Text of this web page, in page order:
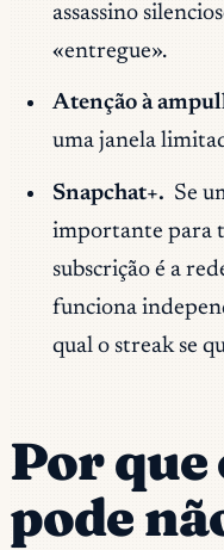
assassino
«entregue».
Atenção à
uma janela
Snapchat+. Se
importante para
subscrição é a
funciona
qual o streak se
Por que
pode